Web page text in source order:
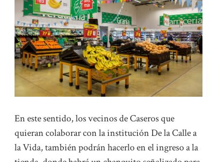
En este sentido, los vecinos de Caseros que
quieran colaborar con la institución De la Calle a
la Vida, también podrán hacerlo en el ingreso a la